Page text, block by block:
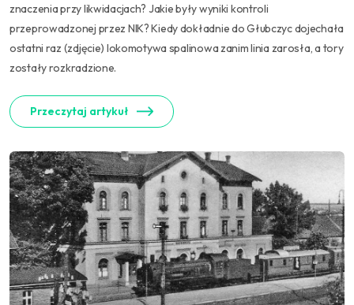
znaczenia przy likwidacjach? Jakie były wyniki kontroli
przeprowadzonej przez NIK? Kiedy dokładnie do Głubczyc dojechała
ostatni raz (zdjęcie) lokomotywa spalinowa zanim linia zarosła, a tory
zostały rozkradzione.
Przeczytaj artykuł